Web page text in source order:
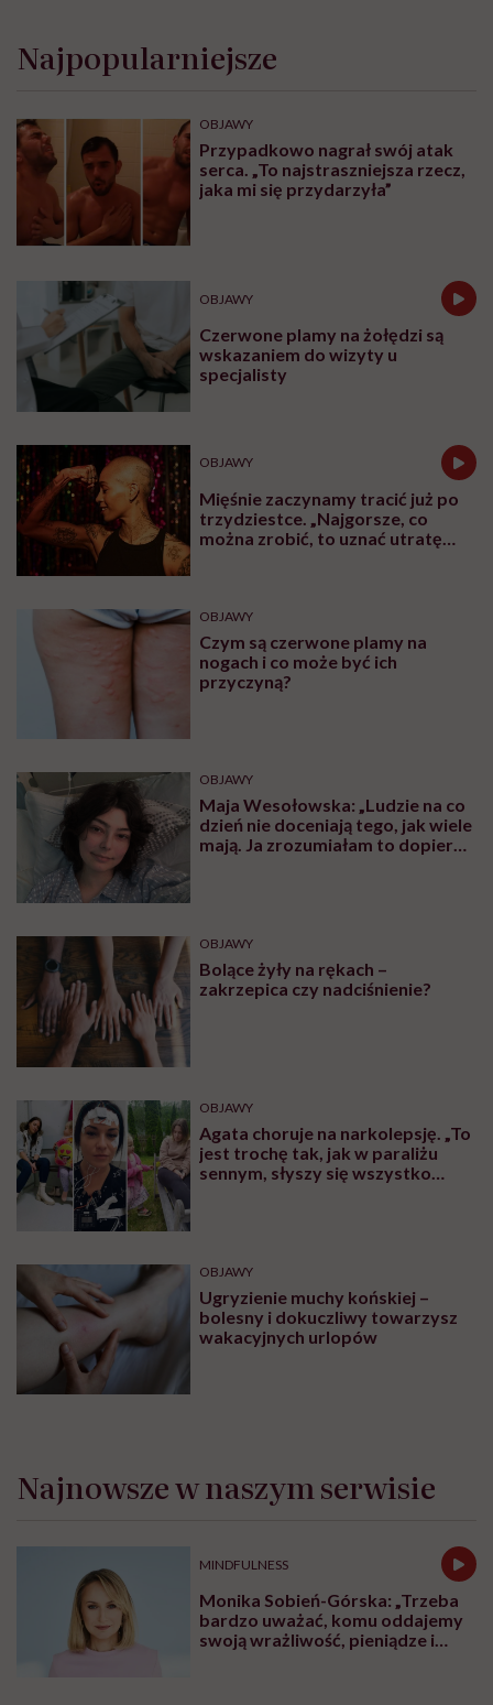
Jak rozpoznać insulinooporność? Od czego
zacząć zmiany w swoim życiu? Dlaczego nie
warto traktować diety jako swojego być albo
nie być i stawiać wszystkiego na jedną kartę?
Klaudia Łakoma radzi podejść do
insulinooporności (i do siebie!) ze spokojem i
łagodnością. Jeśli marzyłyście o tym, by ktoś
wam powiedział, że na diecie nie musicie być
głodne i złe, ta rozmowa jest właśnie dla was.
Posłuchaj Udostępnij
Posłuchaj
Posłuchaj nas również na:
YouTube Spotify
Apple Podcasts
Karolina Wierzbińska do tego podcastu zaprosiła
Klaudię Łakomą, dietetyczkę, która o
insulinooporności wie wszystko – nie tylko z książek,
ale i z autopsji.
Klaudia 6 lat temu z niepokojącymi objawami trafiła do
szpitala. Wyszła z niego z diagnozą
insulinooporności.
swoim organizmem i nie dopuścić do rozwoju
obserwatorkami swoją wiedzą i doświadczeniem.
Z rozmowy dowiecie się:
jakie objawy powinny nas zaniepokoić, ponieważ
dlaczego po nieprzespanej nocy mamy większą
jakie owoce na pewno nie zaszkodzą osobom z
insulinopornością?
dlaczego białko w diecie jest tak ważne?